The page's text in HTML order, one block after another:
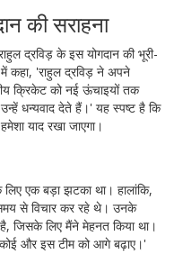
की सराहना
द्रविड़ के इस योगदान की भूरी-
कहा, 'राहुल द्रविड़ ने अपने
क्रिकेट को नई ऊंचाइयों तक
धन्यवाद देते हैं।' यह स्पष्ट है कि
याद रखा जाएगा।
एक बड़ा झटका था। हालांकि,
से विचार कर रहे थे। उनके
जिसके लिए मैंने मेहनत किया था।
और इस टीम को आगे बढ़ाए।'